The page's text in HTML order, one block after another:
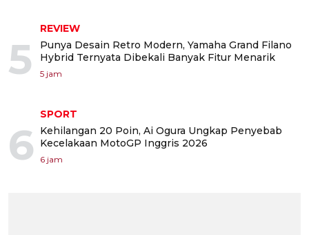
5
REVIEW
Punya Desain Retro Modern, Yamaha Grand Filano
Hybrid Ternyata Dibekali Banyak Fitur Menarik
5 jam
6
SPORT
Kehilangan 20 Poin, Ai Ogura Ungkap Penyebab
Kecelakaan MotoGP Inggris 2026
6 jam